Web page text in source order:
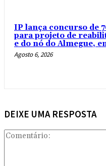
IP lança concurso de
para projeto de
e do nó do Almegue,
Agosto 6, 2026
DEIXE UMA RESPOSTA